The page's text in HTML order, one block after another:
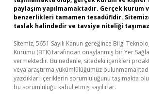
paylaşım yapılmamaktadır. Gerçek kurum
benzerlikleri tamamen tesadüfidir.
taslak halindedir ve tavsiye niteliği
Sitemiz, 5651 Sayılı Kanun gereğince Bilgi
Kurumu (BTK) tarafından onaylanmış bir Yer
vermektedir. Bu nedenle, sitedeki içerikleri
veya araştırma yükümlülüğümüz
yazdıkları içeriklerin sorumluluğunu taşımakta
bu sorumluluğu kabul etmiş sayılırlar.